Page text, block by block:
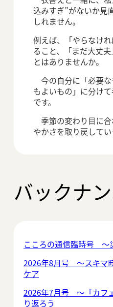
込みすぎ”がないか見
しれません。
例えば、「やらなけ
ること、「まだ大丈
とはありませんか。
今の自分に「必要
もよいもの」に分け
です。
季節の変わり目に
やかさを取り戻してい
バックナ
こころの通信臨時号 ～
2026年8月号 ～スキマ
ケア
2026年7月号 ～「カフ
り返ろう